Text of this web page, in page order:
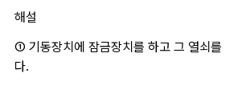
해설
① 기동장치에 잠금장치를 하고 그 열쇠를
다.